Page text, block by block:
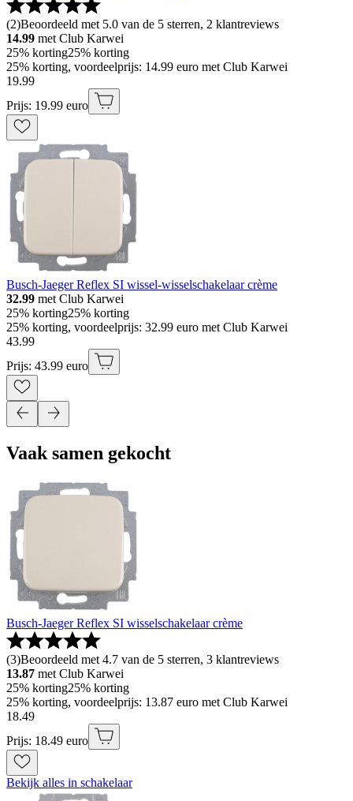
(2)Beoordeeld met 5.0 van de 5 sterren, 2 klantreviews
14.99 met Club Karwei
25% korting25% korting
25% korting, voordeelprijs: 14.99 euro met Club Karwei
19.99
Prijs: 19.99 euro
Busch-Jaeger Reflex SI wissel-wisselschakelaar crème
32.99 met Club Karwei
25% korting25% korting
25% korting, voordeelprijs: 32.99 euro met Club Karwei
43.99
Prijs: 43.99 euro
Vaak samen gekocht
Busch-Jaeger Reflex SI wisselschakelaar crème
(3)Beoordeeld met 4.7 van de 5 sterren, 3 klantreviews
13.87 met Club Karwei
25% korting25% korting
25% korting, voordeelprijs: 13.87 euro met Club Karwei
18.49
Prijs: 18.49 euro
Bekijk alles in schakelaar